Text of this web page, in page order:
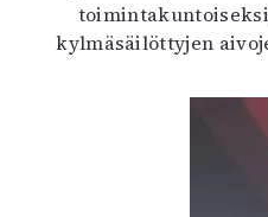
kylmäsäilöttyjen